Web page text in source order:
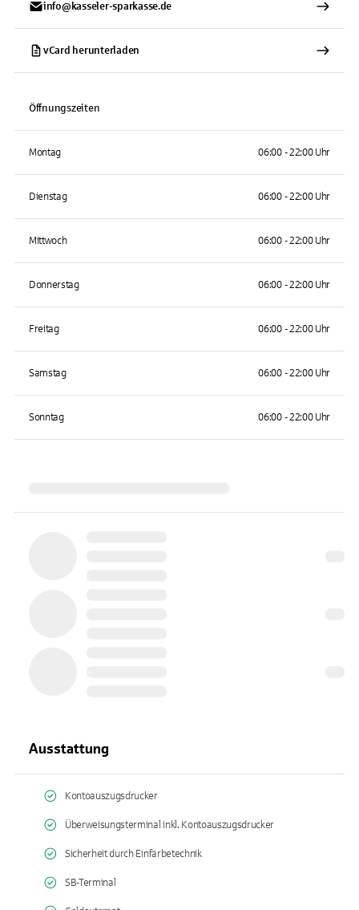
info@kasseler-sparkasse.de
vCard herunterladen
Öffnungszeiten
Montag 06:00 - 22:00 Uhr
Dienstag 06:00 - 22:00 Uhr
Mittwoch 06:00 - 22:00 Uhr
Donnerstag 06:00 - 22:00 Uhr
Freitag 06:00 - 22:00 Uhr
Samstag 06:00 - 22:00 Uhr
Sonntag 06:00 - 22:00 Uhr
Ausstattung
Kontoauszugsdrucker
Überweisungsterminal inkl. Kontoauszugsdrucker
Sicherheit durch Einfärbetechnik
SB-Terminal